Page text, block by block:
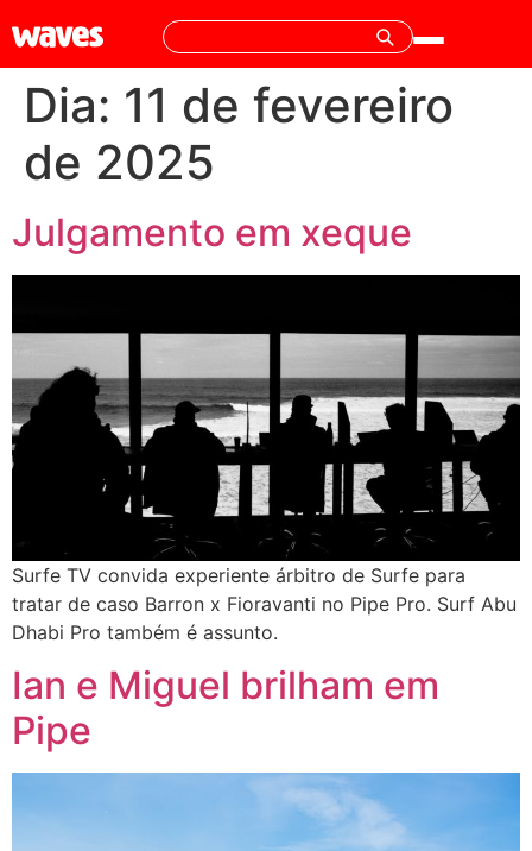
Dia: 11 de fevereiro
de 2025
Julgamento em xeque
Surfe TV convida experiente árbitro de Surfe para
tratar de caso Barron x Fioravanti no Pipe Pro. Surf Abu
Dhabi Pro também é assunto.
Ian e Miguel brilham em
Pipe